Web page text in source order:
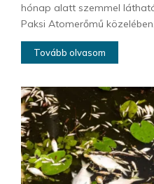
hónap alatt szemmel
Paksi Atomerőmű
Tovább olvasom